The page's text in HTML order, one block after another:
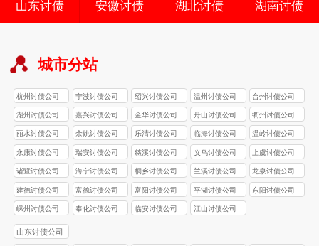
山东讨债 安徽讨债 湖北讨债 湖南讨债
城市分站
杭州讨债公司 宁波讨债公司 绍兴讨债公司 温州讨债公司 台州讨债公司
湖州讨债公司 嘉兴讨债公司 金华讨债公司 舟山讨债公司 衢州讨债公司
丽水讨债公司 余姚讨债公司 乐清讨债公司 临海讨债公司 温岭讨债公司
永康讨债公司 瑞安讨债公司 慈溪讨债公司 义乌讨债公司 上虞讨债公司
诸暨讨债公司 海宁讨债公司 桐乡讨债公司 兰溪讨债公司 龙泉讨债公司
建德讨债公司 富德讨债公司 富阳讨债公司 平湖讨债公司 东阳讨债公司
嵊州讨债公司 奉化讨债公司 临安讨债公司 江山讨债公司
山东讨债公司